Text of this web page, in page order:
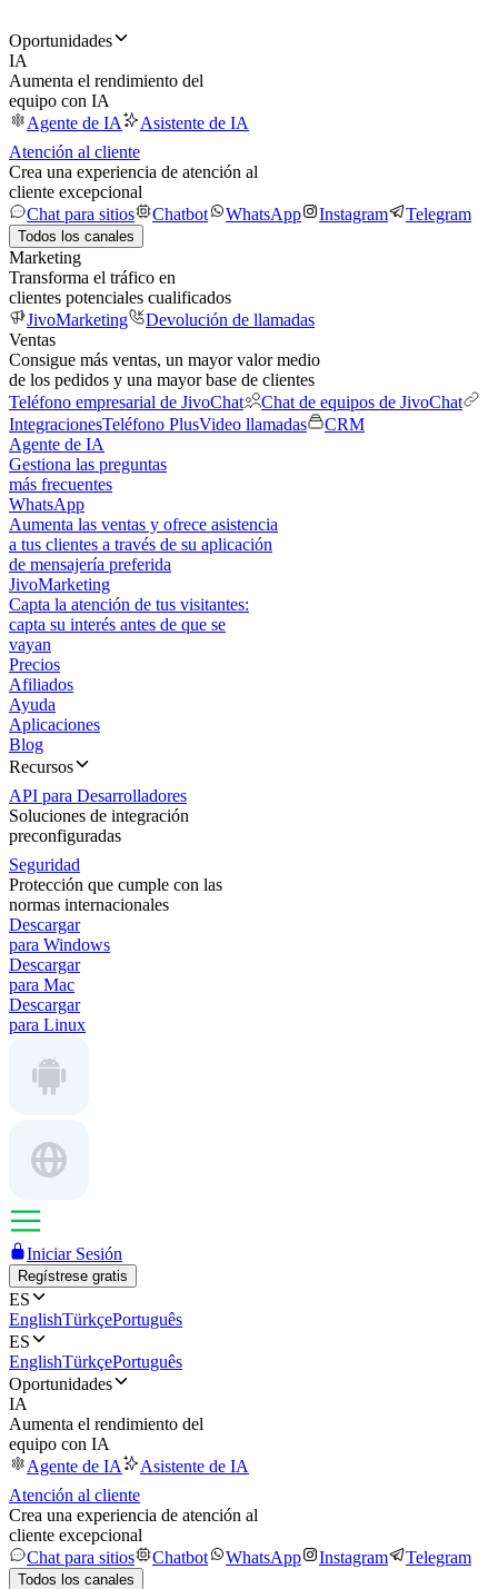
Oportunidades
IA
Aumenta el rendimiento del
equipo con IA
Agente de IA
Asistente de IA
Atención al cliente
Crea una experiencia de atención al
cliente excepcional
Chat para sitios
Chatbot WhatsApp Instagram Telegram
Todos los canales
Marketing
Transforma el tráfico en
clientes potenciales cualificados
JivoMarketing
Devolución de llamadas
Ventas
Consigue más ventas, un mayor valor medio
de los pedidos y una mayor base de clientes
Teléfono empresarial de JivoChat
Chat de equipos de JivoChat
IntegracionesTeléfono PlusVideo llamadas
CRM
Agente de IA
Gestiona las preguntas
más frecuentes
WhatsApp
Aumenta las ventas y ofrece asistencia
a tus clientes a través de su aplicación
de mensajería preferida
JivoMarketing
Capta la atención de tus visitantes:
capta su interés antes de que se
vayan
Precios
Afiliados
Ayuda
Aplicaciones
Blog
Recursos
API para Desarrolladores
Soluciones de integración
preconfiguradas
Seguridad
Protección que cumple con las
normas internacionales
Descargar
para Windows
Descargar
para Mac
Descargar
para Linux
Iniciar Sesión
Regístrese gratis
ES
EnglishTürkçePortuguês
ES
EnglishTürkçePortuguês
Oportunidades
IA
Aumenta el rendimiento del
equipo con IA
Agente de IA
Asistente de IA
Atención al cliente
Crea una experiencia de atención al
cliente excepcional
Chat para sitios
Chatbot WhatsApp Instagram Telegram
Todos los canales